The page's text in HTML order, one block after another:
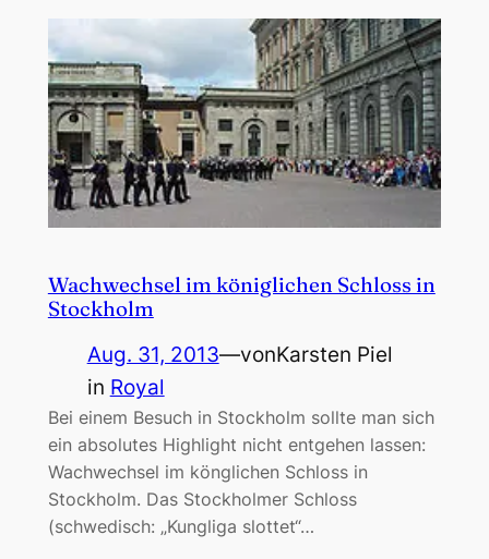
Wachwechsel im königlichen Schloss in
Stockholm
Aug. 31, 2013—vonKarsten Piel
in Royal
Bei einem Besuch in Stockholm sollte man sich
ein absolutes Highlight nicht entgehen lassen:
Wachwechsel im könglichen Schloss in
Stockholm. Das Stockholmer Schloss
(schwedisch: „Kungliga slottet“…